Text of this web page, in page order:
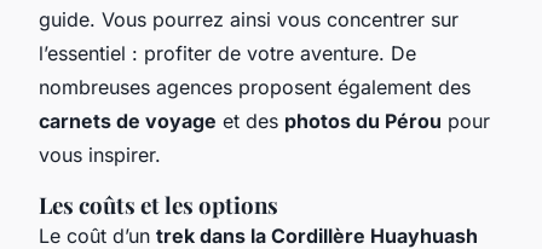
guide. Vous pourrez ainsi vous concentrer sur
l’essentiel : profiter de votre aventure. De
nombreuses agences proposent également des
carnets de voyage et des photos du Pérou pour
vous inspirer.
Les coûts et les options
Le coût d’un trek dans la Cordillère Huayhuash